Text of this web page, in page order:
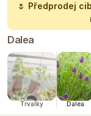
🌷 Předprodej
Dalea
Trvalky Dalea